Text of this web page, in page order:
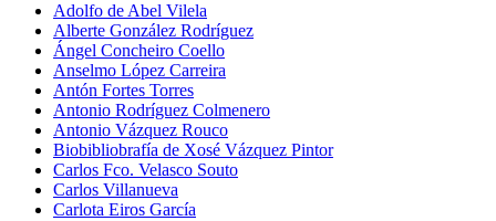
Adolfo de Abel Vilela
Alberte González Rodríguez
Ángel Concheiro Coello
Anselmo López Carreira
Antón Fortes Torres
Antonio Rodríguez Colmenero
Antonio Vázquez Rouco
Biobibliobrafía de Xosé Vázquez Pintor
Carlos Fco. Velasco Souto
Carlos Villanueva
Carlota Eiros García